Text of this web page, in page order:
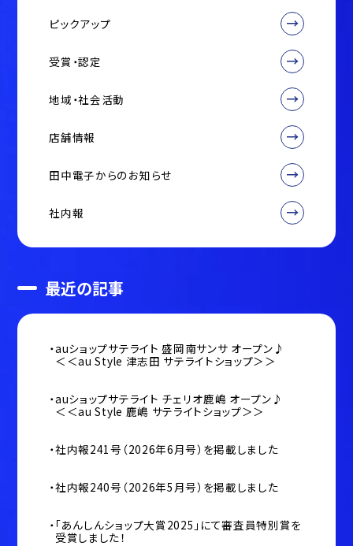
ピックアップ
受賞・認定
地域・社会活動
店舗情報
田中電子からのお知らせ
社内報
最近の記事
auショップサテライト 盛岡南サンサ オープン♪
＜＜au Style 津志田 サテライトショップ＞＞
auショップサテライト チェリオ鹿嶋 オープン♪
＜＜au Style 鹿嶋 サテライトショップ＞＞
社内報241号（2026年6月号）を掲載しました
社内報240号（2026年5月号）を掲載しました
「あんしんショップ大賞2025」にて審査員特別賞を
受賞しました！